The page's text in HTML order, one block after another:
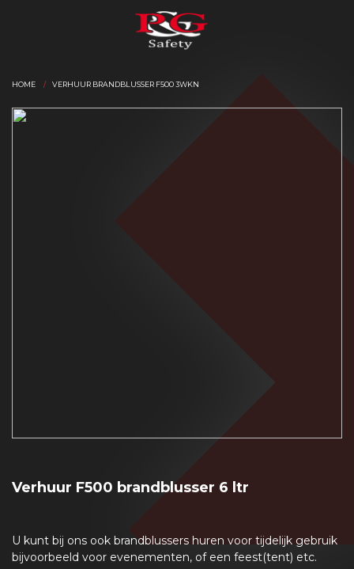
HOME VERHUUR BRANDBLUSSER F500 3WKN
Verhuur F500 brandblusser 6 ltr
U kunt bij ons ook brandblussers huren voor tijdelijk gebruik
bijvoorbeeld voor evenementen, of een feest(tent) etc.